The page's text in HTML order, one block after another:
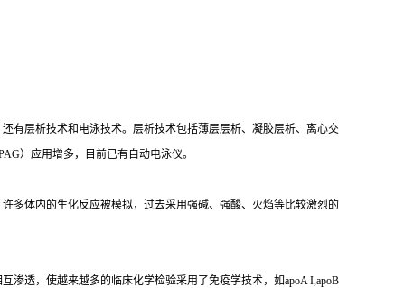
有层析技术和电泳技术。层析技术包括薄层层析、凝胶层析、离心交
）应用增多，目前已有自动电泳仪。
多体内的生化反应被模拟，过去采用强碱、强酸、火焰等比较激烈的
渗透，使越来越多的临床化学检验采用了免疫学技术，如apoA I,apoB